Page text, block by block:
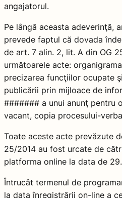
angajatorul.
Pe lângă aceasta adeverinţă,
prevede faptul că dovada
de art. 7 alin. 2, lit. A din OG
următoarele acte:
precizarea funcţiilor ocupate
publicării prin mijloace de
####### a unui anunţ pentru
vacant, copia procesului-
Toate aceste acte prevăzute
25/2014 au fost urcate de
platforma online la data de
Întrucât termenul de
la data înregistrării on-line a